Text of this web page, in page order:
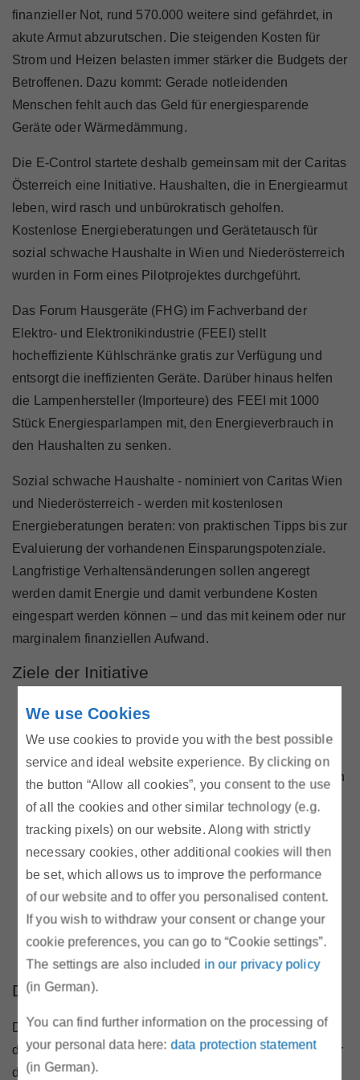
We use Cookies
We use cookies to provide you with the best possible
service and ideal website experience. By clicking on
the button “Allow all cookies”, you consent to the use
of all the cookies and other similar technology (e.g.
tracking pixels) on our website. Along with strictly
necessary cookies, other additional cookies will then
be set, which allows us to improve the performance
of our website and to offer you personalised content.
If you wish to withdraw your consent or change your
cookie preferences, you can go to “Cookie settings”.
The settings are also included in our privacy policy
(in German).
You can find further information on the processing of
your personal data here:data protection statement
(in German).
Marktteilnehmer
Über Uns
finanzieller Not, rund 570.000 weitere sind gefährdet, in
akute Armut abzurutschen. Die steigenden Kosten für
Strom und Heizen belasten immer stärker die Budgets der
Betroffenen. Dazu kommt: Gerade notleidenden
Menschen fehlt auch das Geld für energiesparende
Geräte oder Wärmedämmung.
Die E-Control startete deshalb gemeinsam mit der Caritas
Österreich eine Initiative. Haushalten, die in Energiearmut
leben, wird rasch und unbürokratisch geholfen.
Kostenlose Energieberatungen und Gerätetausch für
sozial schwache Haushalte in Wien und Niederösterreich
wurden in Form eines Pilotprojektes durchgeführt.
Das Forum Hausgeräte (FHG) im Fachverband der
Elektro- und Elektronikindustrie (FEEI) stellt
hocheffiziente Kühlschränke gratis zur Verfügung und
entsorgt die ineffizienten Geräte. Darüber hinaus helfen
die Lampenhersteller (Importeure) des FEEI mit 1000
Stück Energiesparlampen mit, den Energieverbrauch in
den Haushalten zu senken.
Sozial schwache Haushalte - nominiert von Caritas Wien
und Niederösterreich - werden mit kostenlosen
Energieberatungen beraten: von praktischen Tipps bis zur
Evaluierung der vorhandenen Einsparungspotenziale.
Langfristige Verhaltensänderungen sollen angeregt
werden damit Energie und damit verbundene Kosten
eingespart werden können – und das mit keinem oder nur
marginalem finanziellen Aufwand.
Ziele der Initiative
Beratung für Verhaltensänderung – nur wer weiß,
wie man Energie sparen kann, kann auch Geld
sparen.
Bewusstseinsbildung für das Thema Energiesparen
– verbunden mit Multiplikatorenwirkung – ein
Haushalt, der Geld einsparen kann, erzählt es
Gerätetausch – den Haushalten fehlt oft das Geld,
um sich neue Haushaltsgeräte leisten zu können.
Daher unterstützen wir mit effizienten Geräten, die
einen hohen Beitrag zur Senkung des
Energieverbrauchs leisten.
Die Kooperationspartner
Die Energieberatungen werden im Auftrag der E-Control
durch die ARGE Energieberatung Wien durchgeführt. Für
die kostenlose Bereitstellung von hocheffizienten